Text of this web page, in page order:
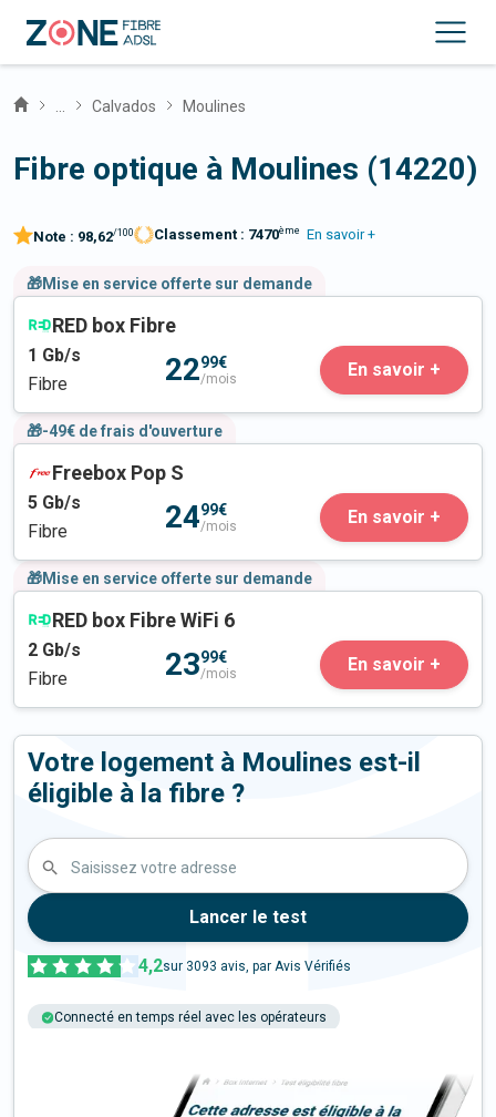
Calvados Moulines
Fibre optique à Moulines (14220)
Note : 98,62/100 Classement : 7470ème En savoir +
🎁Mise en service offerte sur demande
RED box Fibre
1 Gb/s
Fibre
2299€
/mois En savoir +
🎁-49€ de frais d'ouverture
Freebox Pop S
5 Gb/s
Fibre
2499€
/mois En savoir +
🎁Mise en service offerte sur demande
RED box Fibre WiFi 6
2 Gb/s
Fibre
2399€
/mois En savoir +
Votre logement à Moulines est-il
éligible à la fibre ?
Saisissez votre adresse
Lancer le test
4,2sur 3093 avis, par Avis Vérifiés
Connecté en temps réel avec les opérateurs